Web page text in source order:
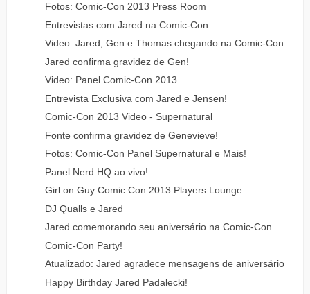
Fotos: Comic-Con 2013 Press Room
Entrevistas com Jared na Comic-Con
Video: Jared, Gen e Thomas chegando na Comic-Con
Jared confirma gravidez de Gen!
Video: Panel Comic-Con 2013
Entrevista Exclusiva com Jared e Jensen!
Comic-Con 2013 Video - Supernatural
Fonte confirma gravidez de Genevieve!
Fotos: Comic-Con Panel Supernatural e Mais!
Panel Nerd HQ ao vivo!
Girl on Guy Comic Con 2013 Players Lounge
DJ Qualls e Jared
Jared comemorando seu aniversário na Comic-Con
Comic-Con Party!
Atualizado: Jared agradece mensagens de aniversário
Happy Birthday Jared Padalecki!